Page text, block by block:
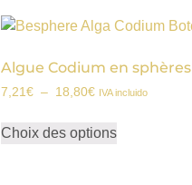
Algue Codium en sphères
7,21 € – 18,80€ IVA incluido
Choix des options